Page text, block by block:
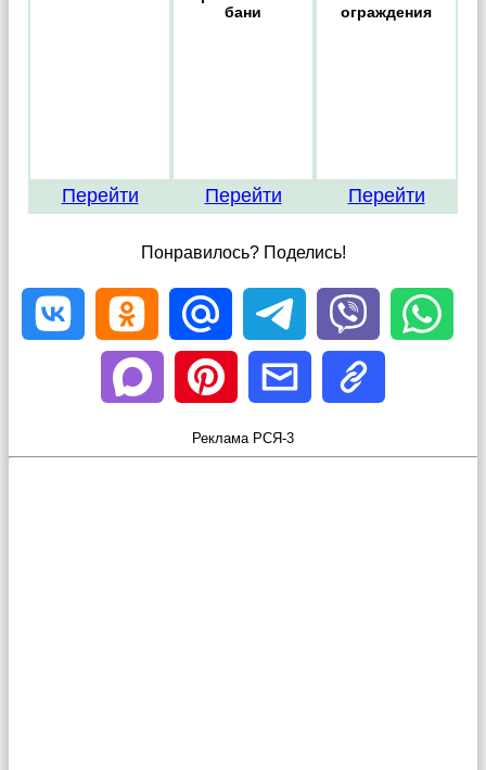
Перейти
бани
Перейти
ограждения
Перейти
Понравилось? Поделись!
Реклама РСЯ-3